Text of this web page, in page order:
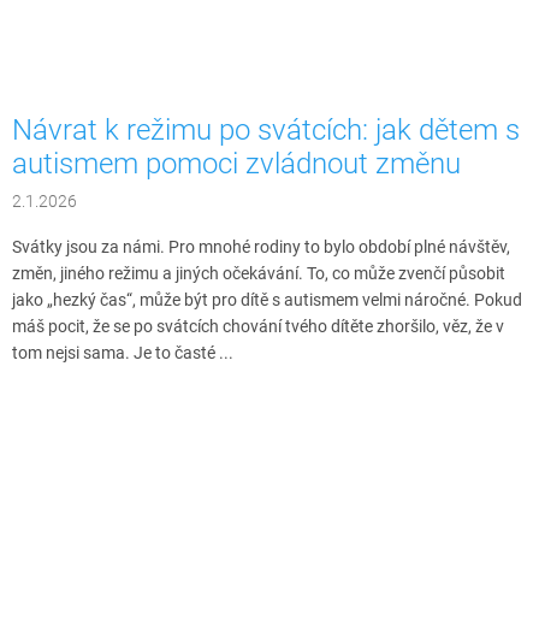
Návrat k režimu po svátcích: jak dětem s
autismem pomoci zvládnout změnu
2.1.2026
Svátky jsou za námi. Pro mnohé rodiny to bylo období plné návštěv,
změn, jiného režimu a jiných očekávání. To, co může zvenčí působit
jako „hezký čas“, může být pro dítě s autismem velmi náročné. Pokud
máš pocit, že se po svátcích chování tvého dítěte zhoršilo, věz, že v
tom nejsi sama. Je to časté ...